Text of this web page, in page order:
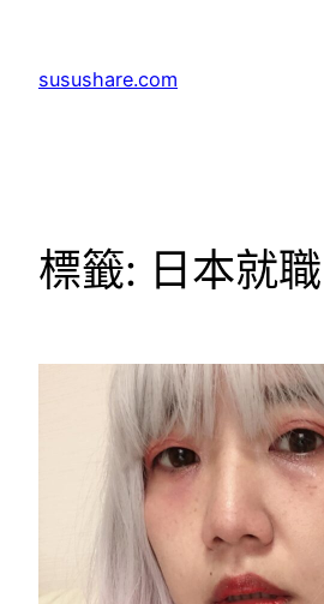
susushare.com
標籤: 日本就職